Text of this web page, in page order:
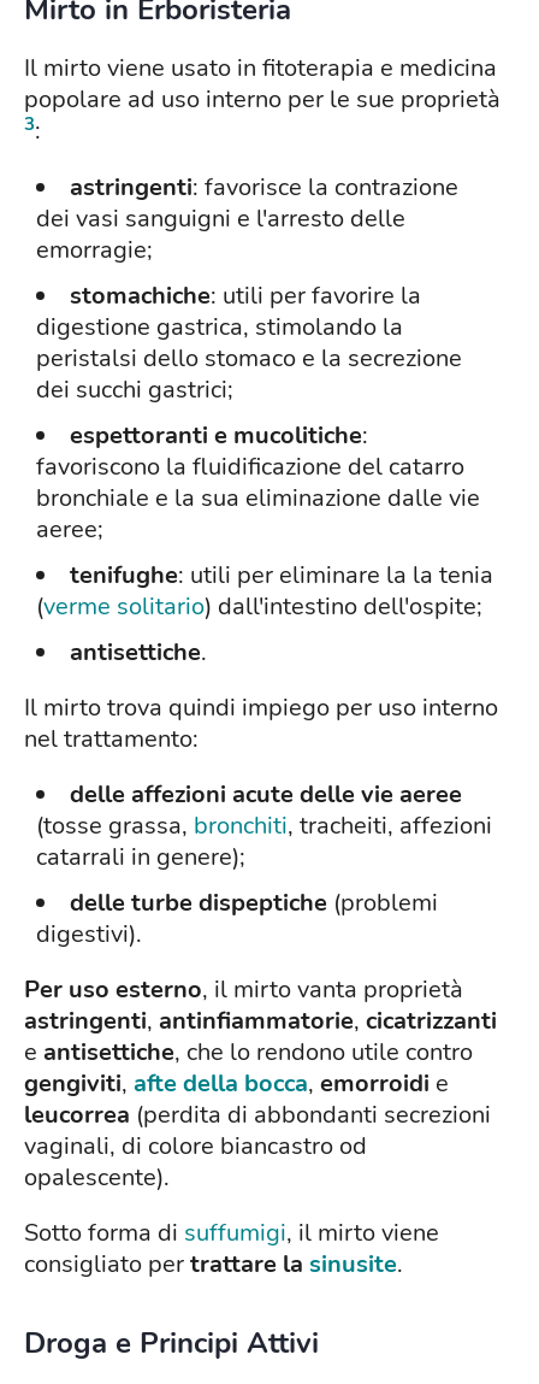
Mirto in Erboristeria
Il mirto viene usato in fitoterapia e medicina
popolare ad uso interno per le sue proprietà
3:
astringenti: favorisce la contrazione
dei vasi sanguigni e l'arresto delle
emorragie;
stomachiche: utili per favorire la
digestione gastrica, stimolando la
peristalsi dello stomaco e la secrezione
dei succhi gastrici;
espettoranti e mucolitiche:
favoriscono la fluidificazione del catarro
bronchiale e la sua eliminazione dalle vie
aeree;
tenifughe: utili per eliminare la la tenia
(verme solitario) dall'intestino dell'ospite;
antisettiche.
Il mirto trova quindi impiego per uso interno
nel trattamento:
delle affezioni acute delle vie aeree
(tosse grassa, bronchiti, tracheiti, affezioni
catarrali in genere);
delle turbe dispeptiche (problemi
digestivi).
Per uso esterno, il mirto vanta proprietà
astringenti, antinfiammatorie, cicatrizzanti
e antisettiche, che lo rendono utile contro
gengiviti, afte della bocca, emorroidi e
leucorrea (perdita di abbondanti secrezioni
vaginali, di colore biancastro od
opalescente).
Sotto forma di suffumigi, il mirto viene
consigliato pertrattare la sinusite.
Droga e Principi Attivi